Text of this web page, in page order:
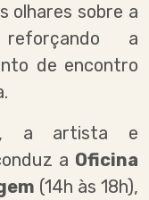
olhares sobre a
reforçando a
de encontro
, a artista e
a Oficina
(14h às 18h),